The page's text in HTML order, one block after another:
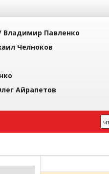
Владимир Павленко
Челноков
Айрапетов